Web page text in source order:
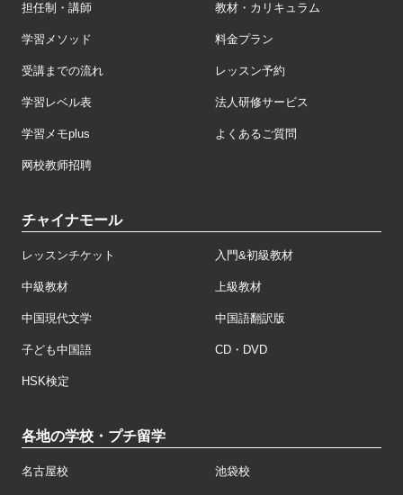
担任制・講師 教材・カリキュラム
学習メソッド 料金プラン
受講までの流れ レッスン予約
学習レベル表 法人研修サービス
学習メモplus よくあるご質問
网校教师招聘
チャイナモール
レッスンチケット 入門&初級教材
中級教材 上級教材
中国現代文学 中国語翻訳版
子ども中国語 CD・DVD
HSK検定
各地の学校・プチ留学
名古屋校 池袋校